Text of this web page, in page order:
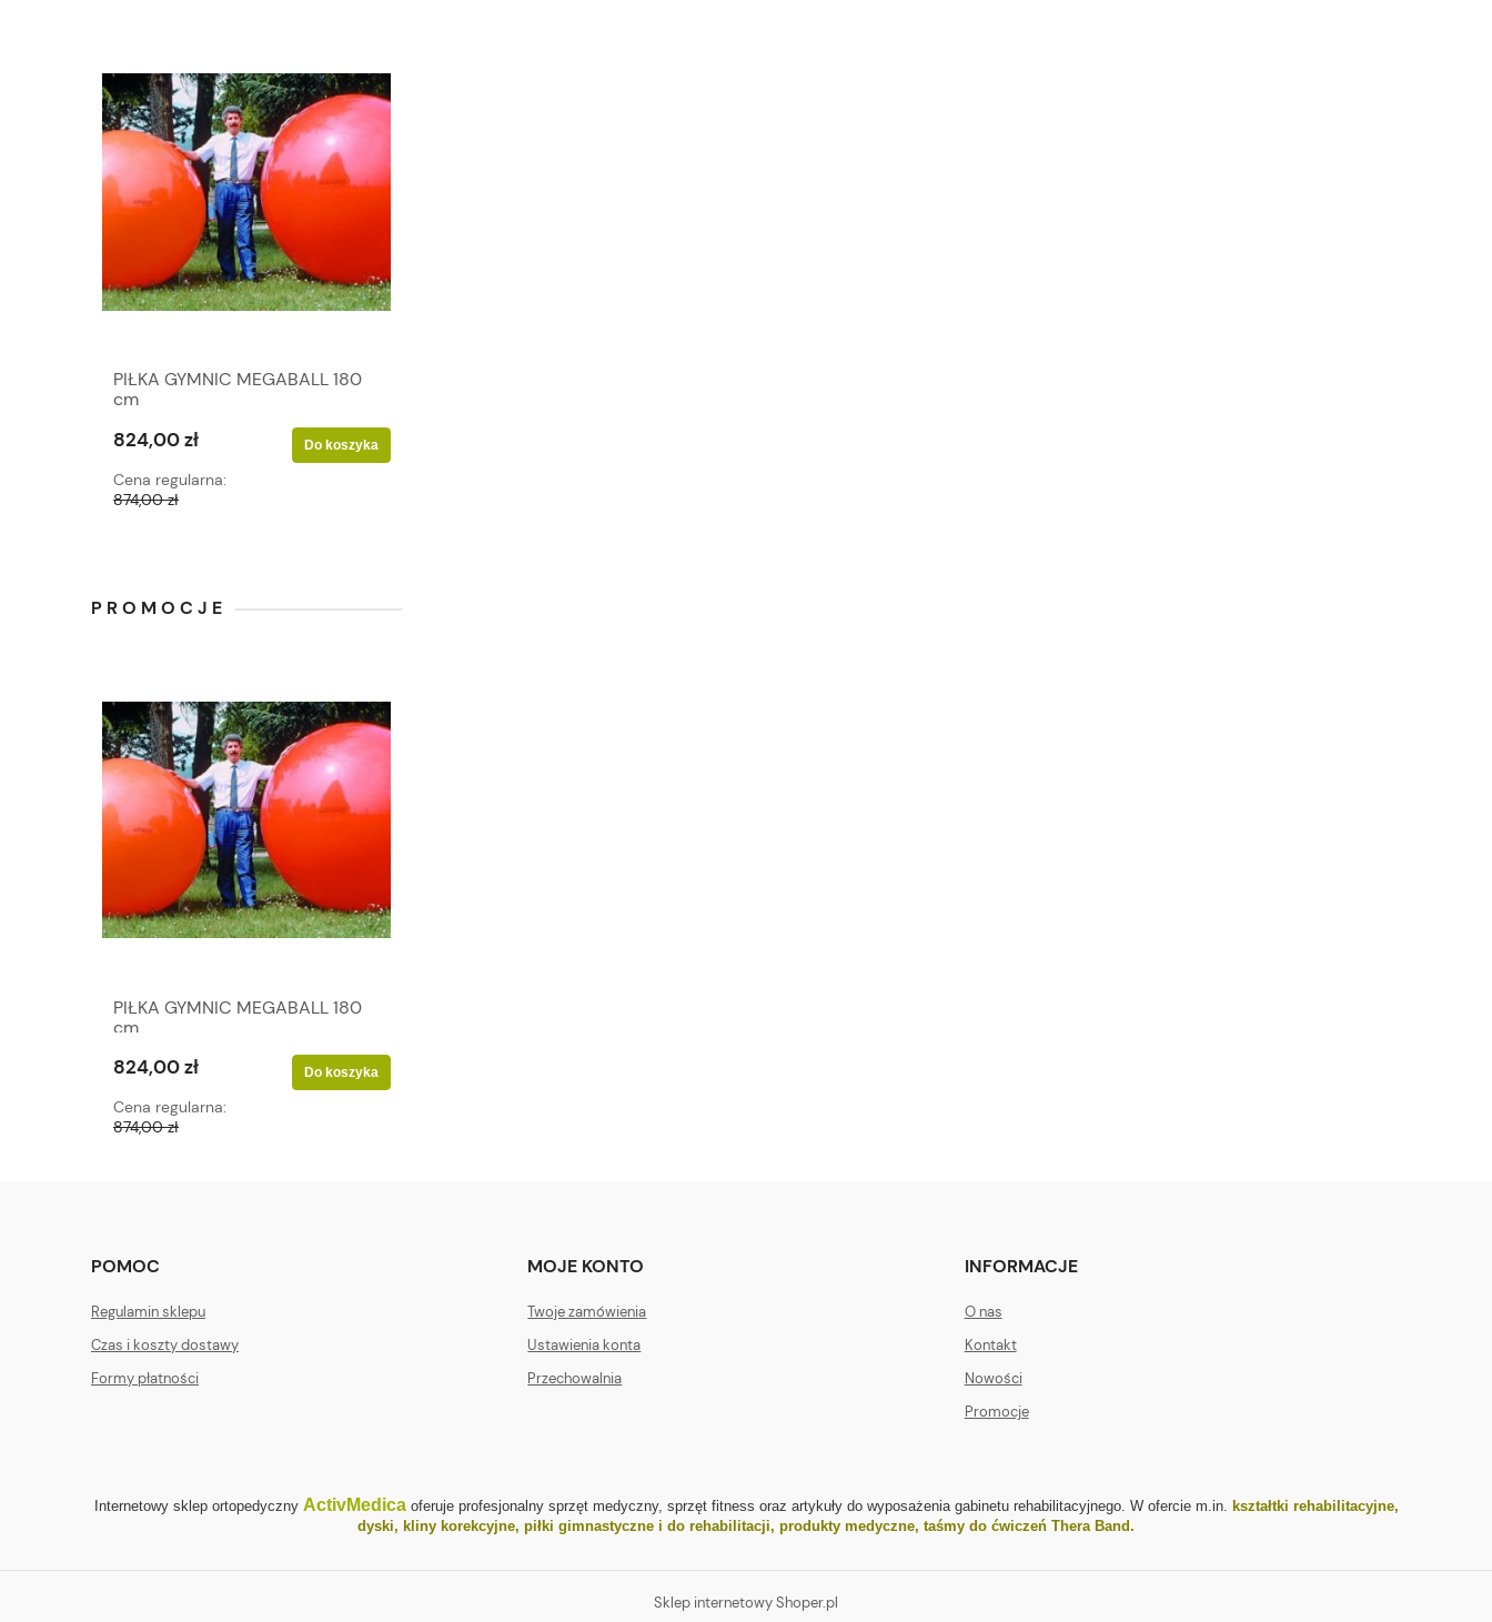
PIŁKA GYMNIC MEGABALL 180
cm
824,00 zł
Cena regularna:
874,00 zł
Do koszyka
PROMOCJE
PIŁKA GYMNIC MEGABALL 180
cm
824,00 zł
Cena regularna:
874,00 zł
Do koszyka
POMOC
Regulamin sklepu
Czas i koszty dostawy
Formy płatności
MOJE KONTO
Twoje zamówienia
Ustawienia konta
Przechowalnia
INFORMACJE
O nas
Kontakt
Nowości
Promocje
Internetowy sklep ortopedyczny ActivMedicaoferuje profesjonalny sprzęt medyczny, sprzęt fitness oraz artykuły do wyposażenia gabinetu rehabilitacyjnego. W ofercie m.in. kształtki rehabilitacyjne,
dyski, kliny korekcyjne, piłki gimnastyczne i do rehabilitacji, produkty medyczne, taśmy do ćwiczeń Thera Band.
Sklep internetowy Shoper.pl